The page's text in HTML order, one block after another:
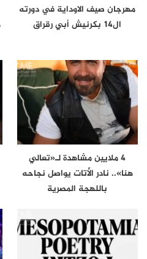
مهرجان صيف الاوداية في دورته
ال14 بكرنيش أبي رقراق
4 ملايين مشاهدة لـ«تعالي
هنا».. نادر الأتات يواصل نجاحه
باللهجة المصرية